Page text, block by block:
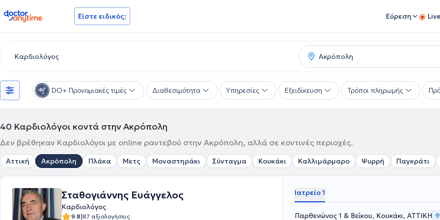
doctoranytime Είστε ειδικός; Εύρεση
DO+ Προνομιακές τιμές Διαθεσιμότητα Υπηρεσίες Εξειδίκευση Τρόποι πληρωμής
40 Καρδιολόγοι κοντά στην Ακρόπολη
Δεν βρέθηκαν Καρδιολόγοι με online ραντεβού στην Ακρόπολη, αλλά σε κοντινές περιοχές.
Αττική Ακρόπολη Πλάκα Μετς Μοναστηράκι Σύνταγμα Κουκάκι Καλλιμάρμαρο Ψυρρή Παγκράτι
Σταθογιάννης Ευάγγελος
Καρδιολόγος
9.8|87 αξιολογήσεις
Ιατρείο 1
Παρθενώνος 1 & Βεΐκου, Κουκάκι, ΑΤΤΙΚΗ